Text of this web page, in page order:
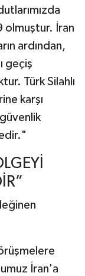
olmuştur. İran
ardından,
geçiş
Türk Silahlı
karşı
İran'a